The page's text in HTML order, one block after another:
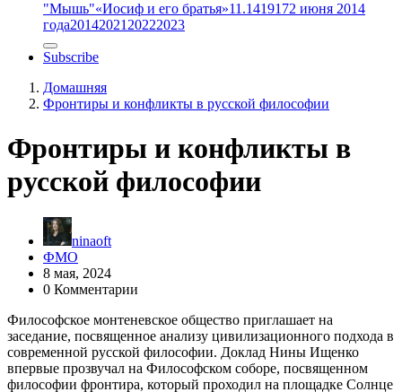
"Мышь"«Иосиф и его братья»11.1419172 июня 2014
года2014202120222023
Subscribe
Домашняя
Фронтиры и конфликты в русской философии
Фронтиры и конфликты в
русской философии
ninaoft
ФМО
8 мая, 2024
0 Комментарии
Философское монтеневское общество приглашает на
заседание, посвященное анализу цивилизационного подхода в
современной русской философии. Доклад Нины Ищенко
впервые прозвучал на Философском соборе, посвященном
философии фронтира, который проходил на площадке Солнце